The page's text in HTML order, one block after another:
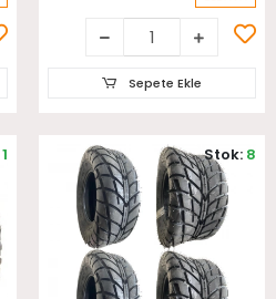
Sepete Ekle
1 Stok: 8